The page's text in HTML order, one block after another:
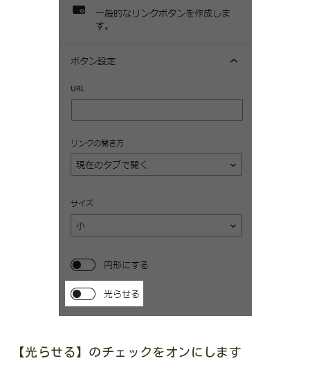
【光らせる】のチェックをオンにします